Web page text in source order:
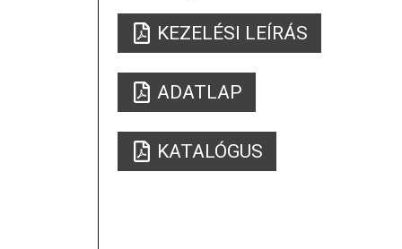
KEZELÉSI LEÍRÁS
ADATLAP
KATALÓGUS